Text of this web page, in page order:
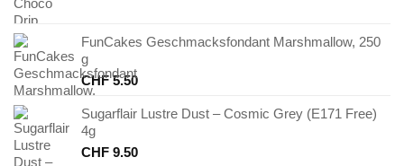
FunCakes Geschmacksfondant Marshmallow, 250
g
CHF5.50
Sugarflair Lustre Dust – Cosmic Grey (E171 Free)
4g
CHF 9.50